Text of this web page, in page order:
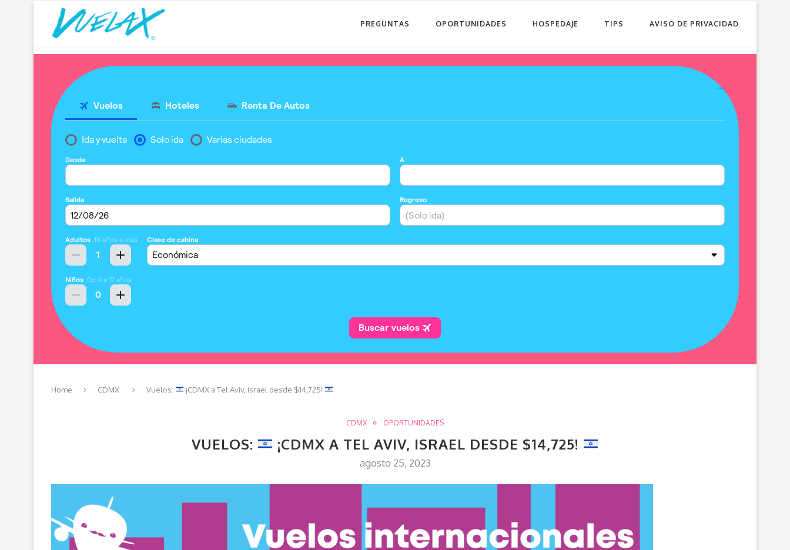
PREGUNTAS OPORTUNIDADES HOSPEDAJE TIPS AVISO DE PRIVACIDAD
Home CDMX Vuelos: ¡CDMX a Tel Aviv, Israel desde $14,725!
CDMX OPORTUNIDADES
VUELOS: ¡CDMX A TEL AVIV, ISRAEL DESDE $14,725!
agosto 25, 2023